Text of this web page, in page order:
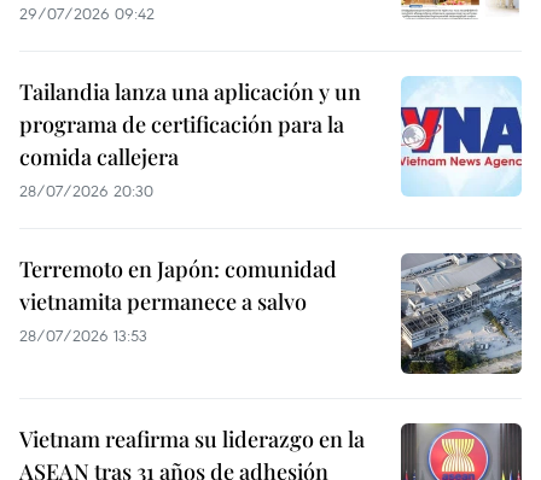
29/07/2026 09:42
Tailandia lanza una aplicación y un
programa de certificación para la
comida callejera
28/07/2026 20:30
Terremoto en Japón: comunidad
vietnamita permanece a salvo
28/07/2026 13:53
Vietnam reafirma su liderazgo en la
ASEAN tras 31 años de adhesión